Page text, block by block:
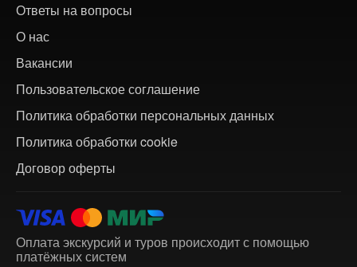
Ответы на вопросы
О нас
Вакансии
Пользовательское соглашение
Политика обработки персональных данных
Политика обработки cookie
Договор оферты
Оплата экскурсий и туров происходит с помощью
платёжных систем